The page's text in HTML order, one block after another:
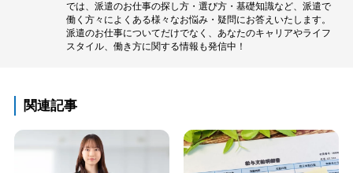
では、派遣のお仕事の探し方・選び方・基礎知識など、派遣で
働く方々によくある様々なお悩み・疑問にお答えいたします。
派遣のお仕事についてだけでなく、あなたのキャリアやライフ
スタイル、働き方に関する情報も発信中！
関連記事